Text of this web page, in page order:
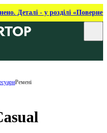
Деталі - у розділі
Ремені